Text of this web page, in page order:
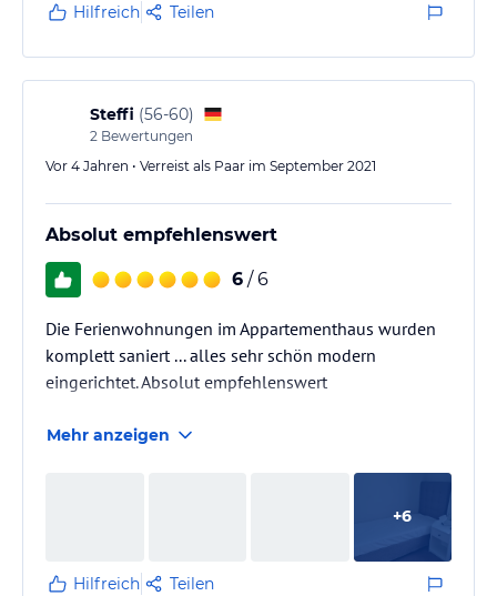
Hilfreich Teilen
Steffi (56-60)
2 Bewertungen
Vor 4 Jahren • Verreist als Paar im September 2021
Absolut empfehlenswert
6 / 6
Die Ferienwohnungen im Appartementhaus wurden
komplett saniert ... alles sehr schön modern
eingerichtet. Absolut empfehlenswert
Mehr anzeigen
+6
Hilfreich Teilen